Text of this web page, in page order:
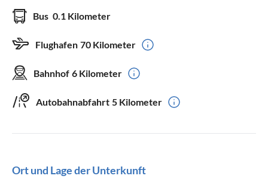
Bus 0.1 Kilometer
Flughafen 70 Kilometer
Bahnhof 6 Kilometer
Autobahnabfahrt 5 Kilometer
Ort und Lage der Unterkunft